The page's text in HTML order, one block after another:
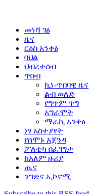
መነሻ ገፅ
ዜና
ርዕስ አንቀፅ
ባህል
ህብረተሰብ
ጥበብ
ኪነ-ጥበባዊ ዜና
ልብ ወለድ
የግጥም ጥግ
አግራሞት
ማራኪ አንቀፅ
ነፃ አስተያየት
የሰሞኑ አጀንዳ
ፖለቲካ በፈገግታ
ከአለም ዙሪያ
ጤና
ንግድና ኢኮኖሚ